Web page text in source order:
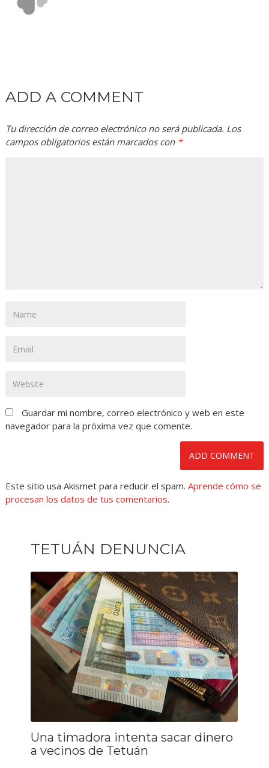
ADD A COMMENT
Tu dirección de correo electrónico no será publicada. Los
campos obligatorios están marcados con *
Guardar mi nombre, correo electrónico y web en este
navegador para la próxima vez que comente.
Este sitio usa Akismet para reducir el spam. Aprende cómo se
procesan los datos de tus comentarios.
TETUÁN DENUNCIA
Una timadora intenta sacar dinero
a vecinos de Tetuán